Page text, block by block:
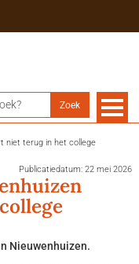
niet terug in het college
Nieuwenhuizen.
Publicatiedatum: 22 mei 2026